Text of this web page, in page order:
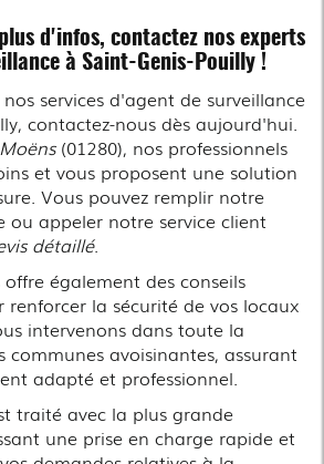
d'infos, contactez nos experts
à Saint-Genis-Pouilly !
services d'agent de surveillance
contactez-nous dès aujourd'hui.
(01280), nos professionnels
et vous proposent une solution
Vous pouvez remplir notre
ou appeler notre service client
détaillé.
également des conseils
renforcer la sécurité de vos locaux
intervenons dans toute la
communes avoisinantes, assurant
adapté et professionnel.
traité avec la plus grande
une prise en charge rapide et